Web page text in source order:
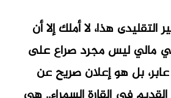
هذا، لا أملك إلا أن
مالي ليس مجرد صراع على
بل هو إعلان صريح عن